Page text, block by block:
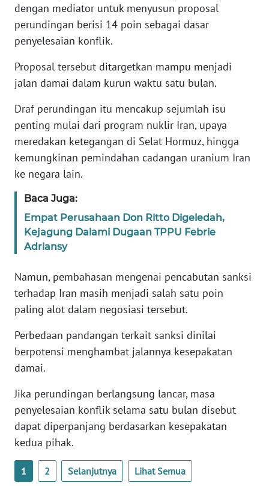
dengan mediator untuk menyusun proposal
perundingan berisi 14 poin sebagai dasar
penyelesaian konflik.
Proposal tersebut ditargetkan mampu menjadi
jalan damai dalam kurun waktu satu bulan.
Draf perundingan itu mencakup sejumlah isu
penting mulai dari program nuklir Iran, upaya
meredakan ketegangan di Selat Hormuz, hingga
kemungkinan pemindahan cadangan uranium Iran
ke negara lain.
Baca Juga:
Empat Perusahaan Don Ritto Digeledah,
Kejagung Dalami Dugaan TPPU Febrie
Adriansy
Namun, pembahasan mengenai pencabutan sanksi
terhadap Iran masih menjadi salah satu poin
paling alot dalam negosiasi tersebut.
Perbedaan pandangan terkait sanksi dinilai
berpotensi menghambat jalannya kesepakatan
damai.
Jika perundingan berlangsung lancar, masa
penyelesaian konflik selama satu bulan disebut
dapat diperpanjang berdasarkan kesepakatan
kedua pihak.
1 2 Selanjutnya Lihat Semua
REDAKSI
KARIR
Wahana
News
WN
SUMUT
WN
JAKARTA
JABAR
WN
WN
NTT
KEPRI
WN
PAPUA